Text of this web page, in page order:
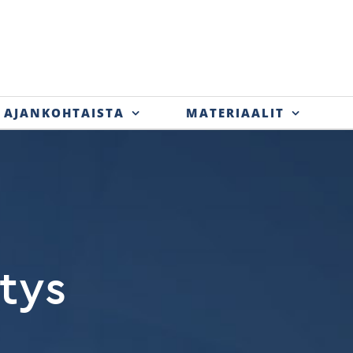
AJANKOHTAISTA MATERIAALIT